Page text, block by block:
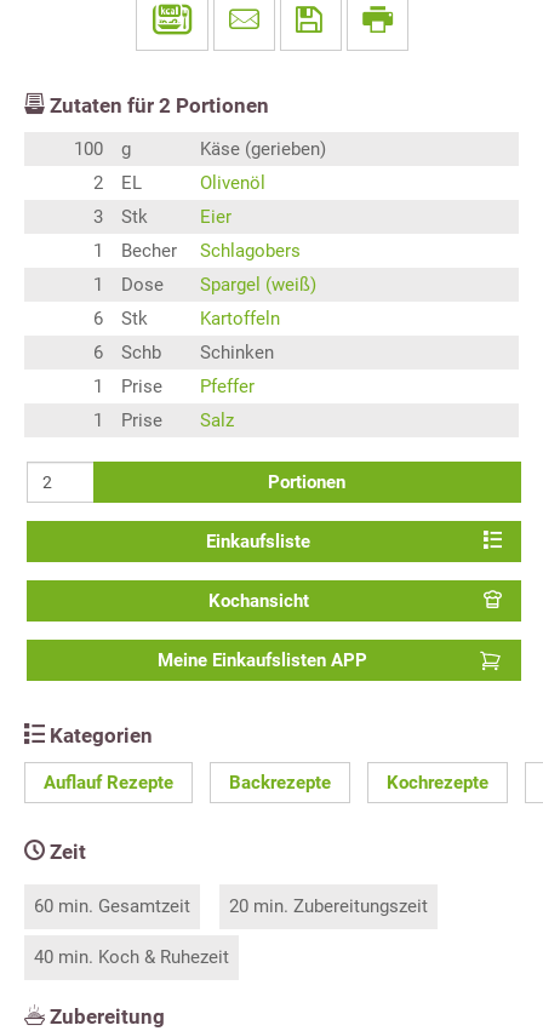
Zutaten für 2 Portionen
100 g
Käse (gerieben)
2
EL
Olivenöl
3
Stk
Eier
1
Becher
Schlagobers
1
Dose
Spargel (weiß)
6
Stk
Kartoffeln
6
Schb
Schinken
1
Prise
Pfeffer
1
Prise Salz
Portionen
Einkaufsliste
Kochansicht
Meine Einkaufslisten APP
Kategorien
Auflauf Rezepte Backrezepte Kochrezepte
Zeit
60 min. Gesamtzeit 20 min. Zubereitungszeit
40 min. Koch & Ruhezeit
Zubereitung